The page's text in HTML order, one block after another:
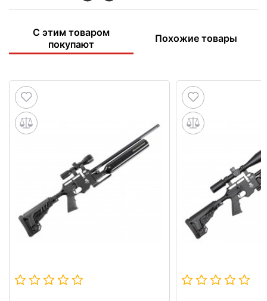
С этим товаром
покупают
Похожие товары